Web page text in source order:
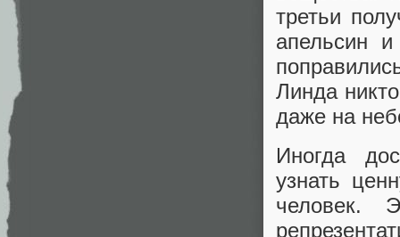
третьи
апельсин
Линда
даже на
Иногда
узнать
человек.